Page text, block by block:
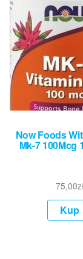
Now Foods
Mk-7 100Mcg
75,00
Kup